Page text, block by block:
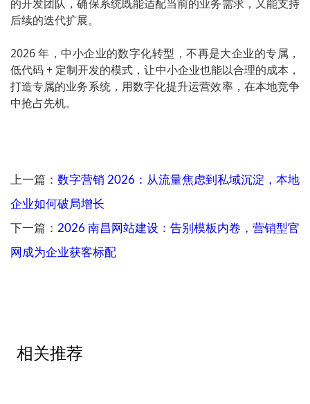
的开发团队，确保系统既能适配当前的业务需求，又能支持
后续的迭代扩展。
2026 年，中小企业的数字化转型，不再是大企业的专属，
低代码 + 定制开发的模式，让中小企业也能以合理的成本，
打造专属的业务系统，用数字化提升运营效率，在本地竞争
中抢占先机。
上一篇： 数字营销 2026：从流量焦虑到私域沉淀，本地
企业如何破局增长
下一篇： 2026 南昌网站建设：告别模板内卷，营销型官
网成为企业获客标配
相关推荐